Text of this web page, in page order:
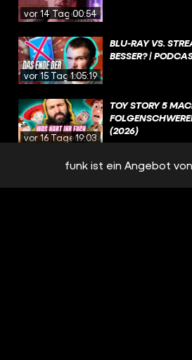
vor 14 Tagen00:54
vor 15 Tagen1:05:19
BLU-RAY VS.
BESSER? |
vor 16 Tagen19:03
TOY STORY 5
(2026)
NEE, AVENGERS
GUCKE KEINE
funk ist ein Angebot von